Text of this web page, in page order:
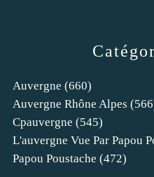
Auvergne (660)
Auvergne Rhône Alpes
Cpauvergne (545)
L'auvergne Vue Par Papou
Papou Poustache (472)